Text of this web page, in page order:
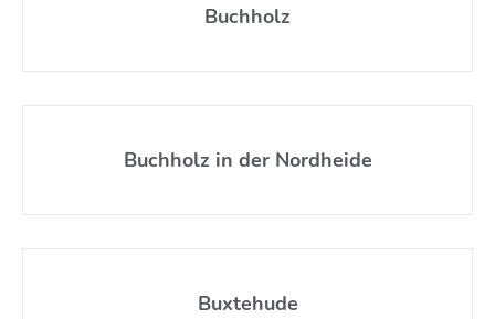
Buchholz
Buchholz in der Nordheide
Buxtehude